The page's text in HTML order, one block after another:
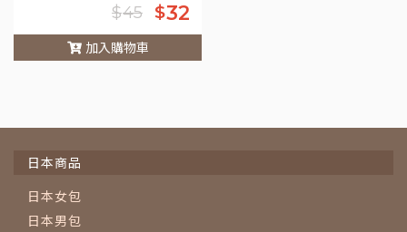
$45 $32
加入購物車
日本商品
日本女包
日本男包